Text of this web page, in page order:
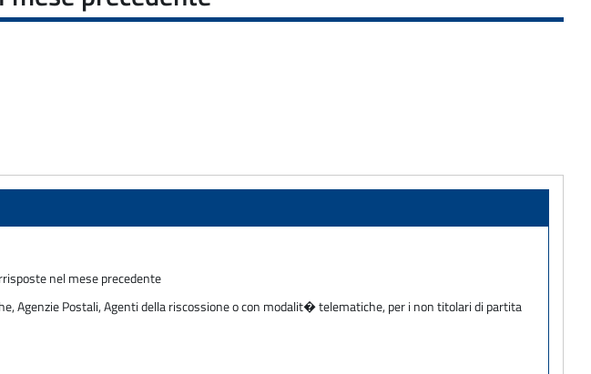
nel mese precedente
Agenzie Postali, Agenti della riscossione o con modalit� telematiche, per i non titolari di partita